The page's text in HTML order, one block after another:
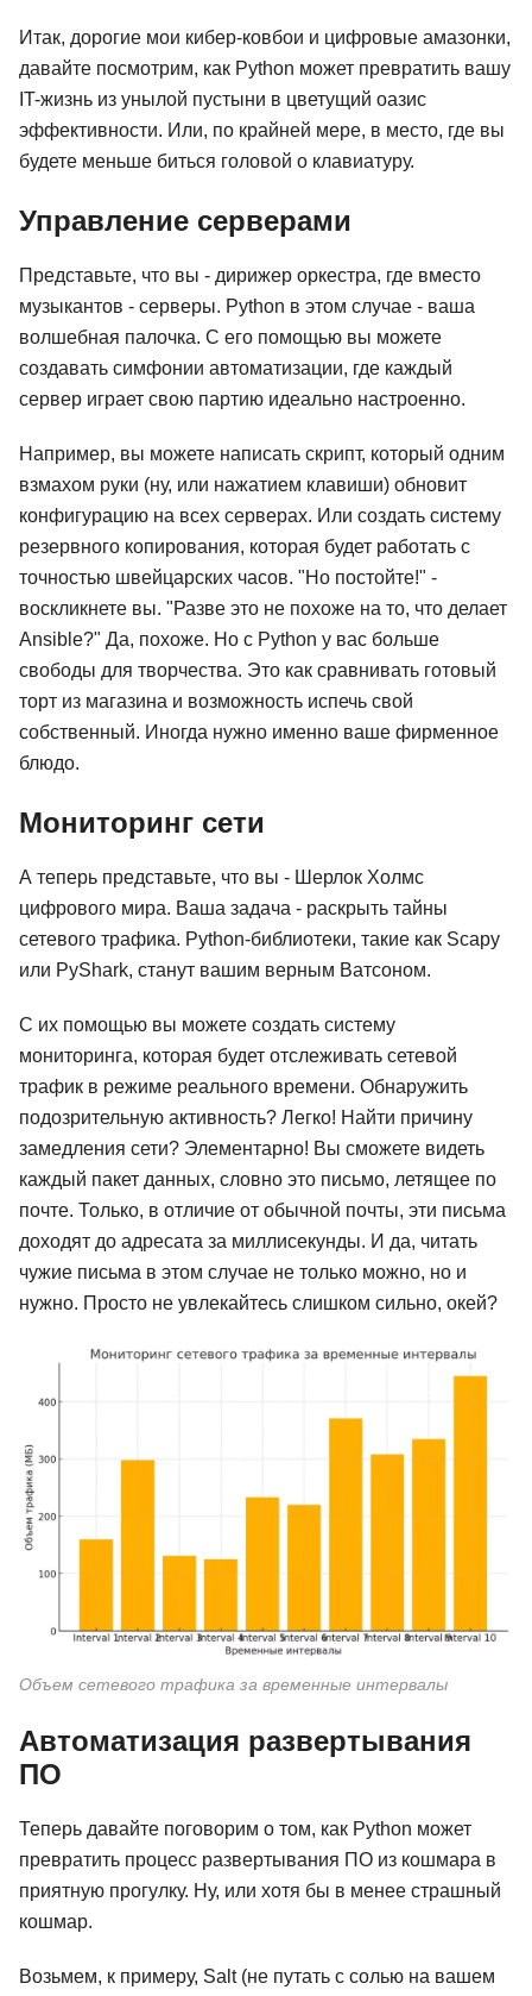
Итак, дорогие мои кибер-ковбои и цифровые амазонки,
давайте посмотрим, как Python может превратить вашу
IT-жизнь из унылой пустыни в цветущий оазис
эффективности. Или, по крайней мере, в место, где вы
будете меньше биться головой о клавиатуру.
Управление серверами
Представьте, что вы - дирижер оркестра, где вместо
музыкантов - серверы. Python в этом случае - ваша
волшебная палочка. С его помощью вы можете
создавать симфонии автоматизации, где каждый
сервер играет свою партию идеально настроенно.
Например, вы можете написать скрипт, который одним
взмахом руки (ну, или нажатием клавиши) обновит
конфигурацию на всех серверах. Или создать систему
резервного копирования, которая будет работать с
точностью швейцарских часов. "Но постойте!" -
воскликнете вы. "Разве это не похоже на то, что делает
Ansible?" Да, похоже. Но с Python у вас больше
свободы для творчества. Это как сравнивать готовый
торт из магазина и возможность испечь свой
собственный. Иногда нужно именно ваше фирменное
блюдо.
Мониторинг сети
А теперь представьте, что вы - Шерлок Холмс
цифрового мира. Ваша задача - раскрыть тайны
сетевого трафика. Python-библиотеки, такие как Scapy
или PyShark, станут вашим верным Ватсоном.
С их помощью вы можете создать систему
мониторинга, которая будет отслеживать сетевой
трафик в режиме реального времени. Обнаружить
подозрительную активность? Легко! Найти причину
замедления сети? Элементарно! Вы сможете видеть
каждый пакет данных, словно это письмо, летящее по
почте. Только, в отличие от обычной почты, эти письма
доходят до адресата за миллисекунды. И да, читать
чужие письма в этом случае не только можно, но и
нужно. Просто не увлекайтесь слишком сильно, окей?
Объем сетевого трафика за временные интервалы
Автоматизация развертывания
ПО
Теперь давайте поговорим о том, как Python может
превратить процесс развертывания ПО из кошмара в
приятную прогулку. Ну, или хотя бы в менее страшный
кошмар.
Возьмем, к примеру, Salt (не путать с солью на вашем